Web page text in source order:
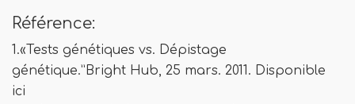
Référence:
1.«Tests génétiques vs. Dépistage
génétique.”Bright Hub, 25 mars. 2011. Disponible
ici